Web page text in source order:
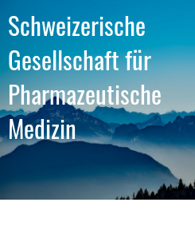
Schweizerische
Gesellschaft für
Pharmazeutische
Medizin